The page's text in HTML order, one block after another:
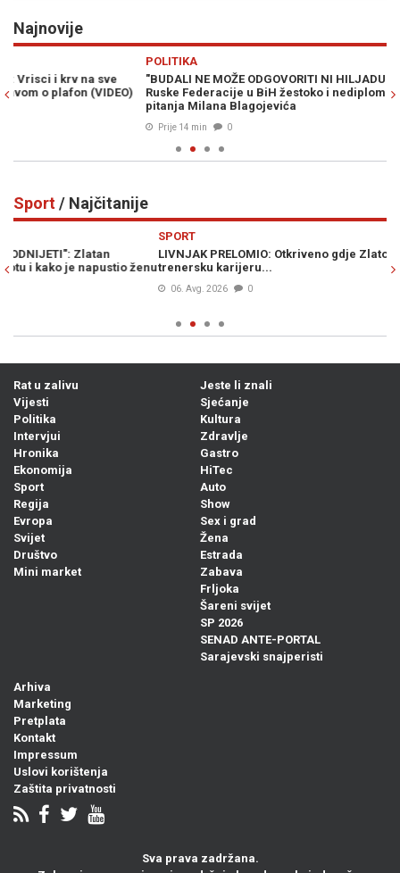
Najnovije
"BUDALI NE MOŽE ODGOVORITI NI HILJADU MUDRACA": Ambasada
Ruske Federacije u BiH žestoko i nediplomatski odgovorila na
pitanja Milana Blagojevića
Sport/ Najčitanije
LIVNJAK PRELOMIO: Otkriveno gdje Zlato Dalić nastavlja
trenersku karijeru...
Rat u zalivu
Vijesti
Politika
Intervjui
Hronika
Ekonomija
Sport
Regija
Evropa
Svijet
Društvo
Mini market
Jeste li znali
Sjećanje
Kultura
Zdravlje
Gastro
HiTec
Auto
Show
Sex i grad
Žena
Estrada
Zabava
Frljoka
Šareni svijet
SP 2026
SENAD ANTE-PORTAL
Sarajevski snajperisti
Arhiva
Marketing
Pretplata
Kontakt
Impressum
Uslovi korištenja
Zaštita privatnosti
Sva prava zadržana.